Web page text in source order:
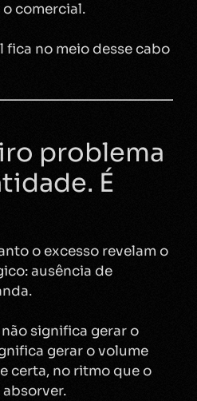
comercial.
fica no meio desse cabo
problema
É
o excesso revelam o
ausência de
significa gerar o
gerar o volume
certa, no ritmo que o